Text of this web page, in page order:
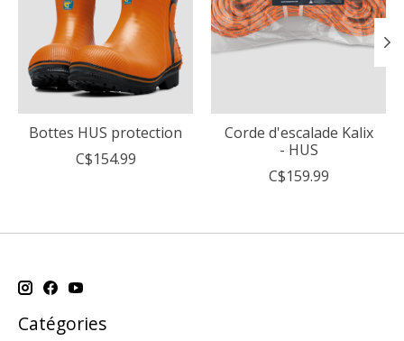
Bottes HUS protection
C$154.99
Corde d'escalade Kalix
- HUS
C$159.99
Catégories